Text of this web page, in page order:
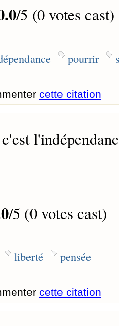
/5 (0 votes cast)
pourrir
cette citation
/5 (0 votes cast)
liberté pensée
cette citation